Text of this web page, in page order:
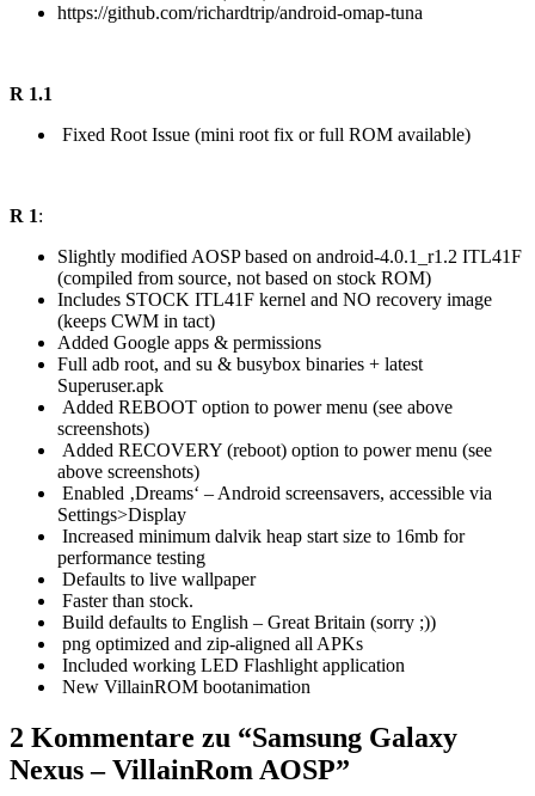
https://github.com/richardtrip/android-omap-tuna
R 1.1
Fixed Root Issue (mini root fix or full ROM available)
R 1:
Slightly modified AOSP based on android-4.0.1_r1.2 ITL41F
(compiled from source, not based on stock ROM)
Includes STOCK ITL41F kernel and NO recovery image
(keeps CWM in tact)
Added Google apps & permissions
Full adb root, and su & busybox binaries + latest
Superuser.apk
Added REBOOT option to power menu (see above
screenshots)
Added RECOVERY (reboot) option to power menu (see
above screenshots)
Enabled ‚Dreams‘ – Android screensavers, accessible via
Settings>Display
Increased minimum dalvik heap start size to 16mb for
performance testing
Defaults to live wallpaper
Faster than stock.
Build defaults to English – Great Britain (sorry ;))
png optimized and zip-aligned all APKs
Included working LED Flashlight application
New VillainROM bootanimation
2 Kommentare zu “Samsung Galaxy
Nexus – VillainRom AOSP”